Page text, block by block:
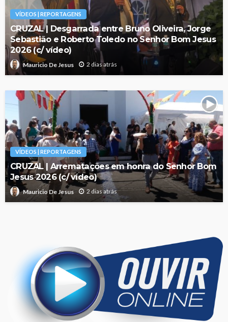
VÍDEOS | REPORTAGENS
CRUZAL | Desgarrada entre Bruno Oliveira, Jorge
Sebastião e Roberto Toledo no Senhor Bom Jesus
2026 (c/ vídeo)
Mauricio De Jesus 2 dias atrás
VÍDEOS | REPORTAGENS
CRUZAL | Arrematações em honra do Senhor Bom
Jesus 2026 (c/ vídeo)
Mauricio De Jesus 2 dias atrás